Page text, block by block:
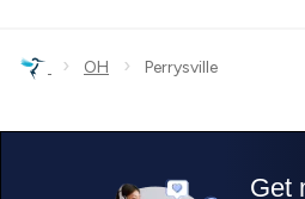
› OH › Perrysville